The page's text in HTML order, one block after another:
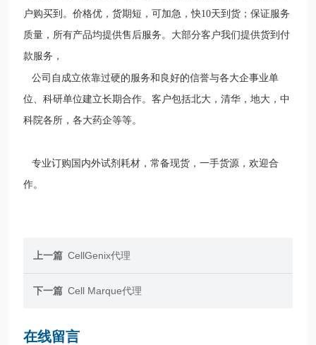
户购买到。价格优，货期短，可加急，快10天到货；保证服务
质量，所有产品均提供售后服务。大部分客户我们提供货到付
款服务，
公司自成立依靠过硬的服务和良好的信誉与各大企事业单
位、科研单位建立长期合作。客户包括北大，清华，地大，中
科院各所，各大药企等等。
专业订购国内外试剂耗材，常备现货，一手货源，欢迎合
作。
上一篇 CellGenix代理
下一篇 Cell Marque代理
在线留言